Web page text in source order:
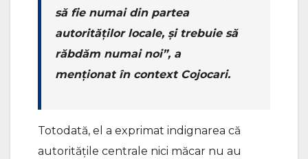
să fie numai din partea
autorităților locale, și trebuie să
răbdăm numai noi”, a
menționat în context Cojocari.
Totodată, el a exprimat indignarea că
autoritățile centrale nici măcar nu au